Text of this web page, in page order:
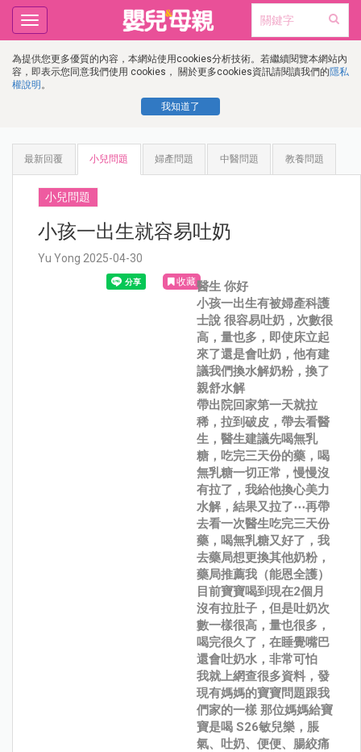
為提供您更多優質的內容，本網站使用cookies分析技術。若繼續閱覽本網站內
容，即表示您同意我們使用 cookies， 關於更多cookies資訊請閱讀我們的隱私
權說明 。
我知道了
Toggle
navigation
最新回覆 小兒問題 婦產問題 中醫問題 教養問題
小兒問題
小孩一出生就容易吐奶
Yu Yong 2025-04-30
收藏醫生 你好
小孩一出生有被婦產科護
士說 很容易吐奶，次數很
高，量也多，即使床立起
來了還是會吐奶，他有建
議我們換水解奶粉，換了
親舒水解
帶出院回家第一天就拉
稀，拉到破皮，帶去看醫
生，醫生建議先喝無乳
糖，吃完三天份的藥，喝
無乳糖一切正常，慢慢沒
有拉了，我給他換心美力
水解，結果又拉了⋯再帶
去看一次醫生吃完三天份
藥，喝無乳糖又好了，我
去藥局想更換其他奶粉，
藥局推薦我（能恩全護）
目前寶寶喝到現在2個月
沒有拉肚子，但是吐奶次
數一樣很高，量也很多，
喝完很久了，在睡覺嘴巴
還會吐奶水，非常可怕
我就上網查很多資料，發
現有媽媽的寶寶問題跟我
們家的一樣 那位媽媽給寶
寶是喝 S26敏兒樂，脹
氣、吐奶、便便、腸絞痛